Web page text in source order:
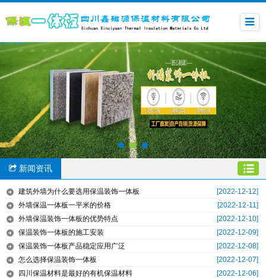
新闻资讯
[2022-12-12]
建筑外墙为什么要选用保温装饰一体板
[2022-12-11]
外墙保温一体板一平米的价格
[2022-12-10]
外墙保温装饰一体板的优势特点
[2022-12-09]
保温装饰一体板的施工安装
[2022-12-08]
保温装饰一体板产品稳定应用广泛
[2022-12-07]
怎么选择保温装饰一体板
[2022-12-06]
四川保温材料是最好的有机保温材料